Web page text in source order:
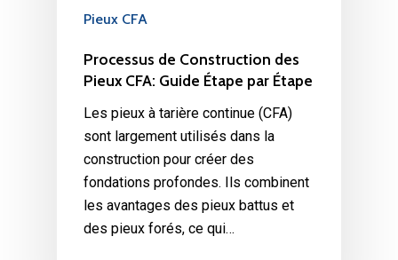
Pieux CFA
Processus de Construction des
Pieux CFA: Guide Étape par Étape
Les pieux à tarière continue (CFA)
sont largement utilisés dans la
construction pour créer des
fondations profondes. Ils combinent
les avantages des pieux battus et
des pieux forés, ce qui…